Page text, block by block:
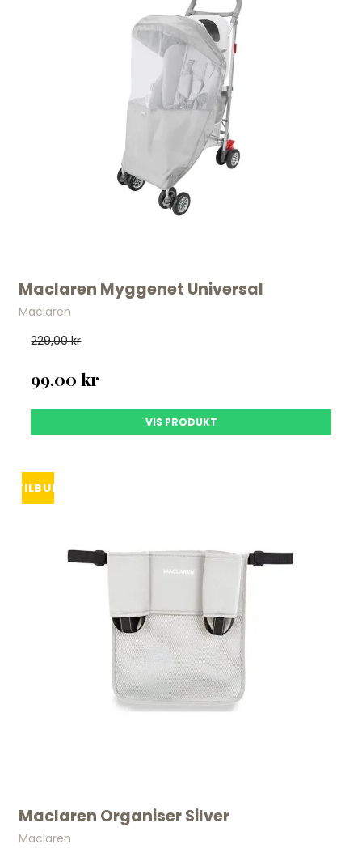
Maclaren Myggenet Universal
Maclaren
229,00 kr
99,00 kr
VIS PRODUKT
TILBUD
Maclaren Organiser Silver
Maclaren
VIL DU HAVE 10%
PÅ DIN FØRSTE
ORDRE?*
Skriv dig op og få besked før alle andre om
SKRIV MIG OP!